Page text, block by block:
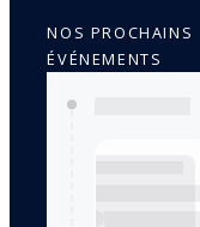
NOS PROCHAINS
ÉVÉNEMENTS